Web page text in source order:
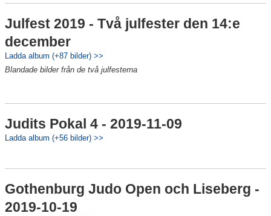
Julfest 2019 - Två julfester den 14:e
december
Ladda album (+87 bilder) >>
Blandade bilder från de två julfesterna
Judits Pokal 4 - 2019-11-09
Ladda album (+56 bilder) >>
Gothenburg Judo Open och Liseberg -
2019-10-19